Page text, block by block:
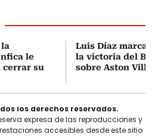
le
cerrar su
Luis Díaz marca
la victoria del
sobre Aston
los derechos reservados.
expresa de las reproducciones y
accesibles desde este sitio